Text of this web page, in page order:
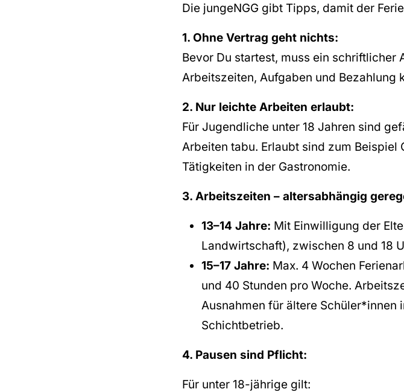
Die jungeNGG gibt Tipps, damit der
1. Ohne Vertrag geht nichts:
Bevor Du startest, muss ein
Arbeitszeiten, Aufgaben und Bezahlung
2. Nur leichte Arbeiten erlaubt:
Für Jugendliche unter 18 Jahren sind
Arbeiten tabu. Erlaubt sind zum
Tätigkeiten in der Gastronomie.
3. Arbeitszeiten – altersabhängig
13–14 Jahre: Mit Einwilligung der
Landwirtschaft), zwischen 8 und 18
15–17 Jahre: Max. 4 Wochen
und 40 Stunden pro Woche.
Ausnahmen für ältere Schüler*innen
Schichtbetrieb.
4. Pausen sind Pflicht:
Für unter 18-jährige gilt: